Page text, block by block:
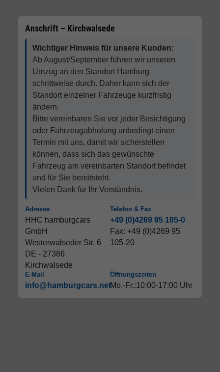
Anschrift – Kirchwalsede
Wichtiger Hinweis für unsere Kunden:
Ab August/September führen wir unseren
Umzug an den Standort Hamburg
schrittweise durch. Daher kann sich der
Standort einzelner Fahrzeuge kurzfristig
ändern.
Bitte vereinbaren Sie vor jeder Besichtigung
oder Fahrzeugabholung unbedingt einen
Termin mit uns, damit wir sicherstellen
können, dass sich das gewünschte
Fahrzeug am vereinbarten Standort befindet
und für Sie bereitsteht.
Vielen Dank für Ihr Verständnis.
Adresse
HHC hamburgcars
GmbH
Westerwalseder Str. 6
DE - 27386
Kirchwalsede
Telefon & Fax
+49 (0)4269 95 105-0
Fax: +49 (0)4269 95
105-20
E-Mail
info@hamburgcars.net
Öffnungszeiten
Mo.-Fr.:10:00-17:00 Uhr